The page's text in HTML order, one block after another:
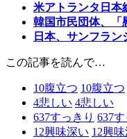
米アトランタ日
韓国市民団体、「
日本、サンフラ
この記事を読んで…
10腹立つ 10腹立つ
4悲しい 4悲しい
637すっきり 637す
12興味深い 12興味